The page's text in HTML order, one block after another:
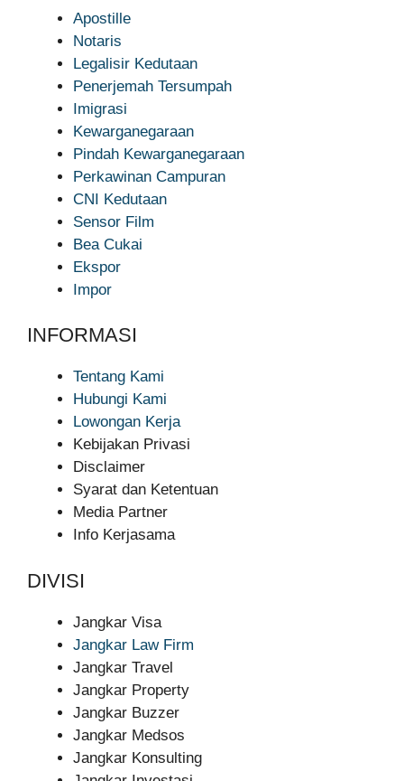
Apostille
Notaris
Legalisir Kedutaan
Penerjemah Tersumpah
Imigrasi
Kewarganegaraan
Pindah Kewarganegaraan
Perkawinan Campuran
CNI Kedutaan
Sensor Film
Bea Cukai
Ekspor
Impor
INFORMASI
Tentang Kami
Hubungi Kami
Lowongan Kerja
Kebijakan Privasi
Disclaimer
Syarat dan Ketentuan
Media Partner
Info Kerjasama
DIVISI
Jangkar Visa
Jangkar Law Firm
Jangkar Travel
Jangkar Property
Jangkar Buzzer
Jangkar Medsos
Jangkar Konsulting